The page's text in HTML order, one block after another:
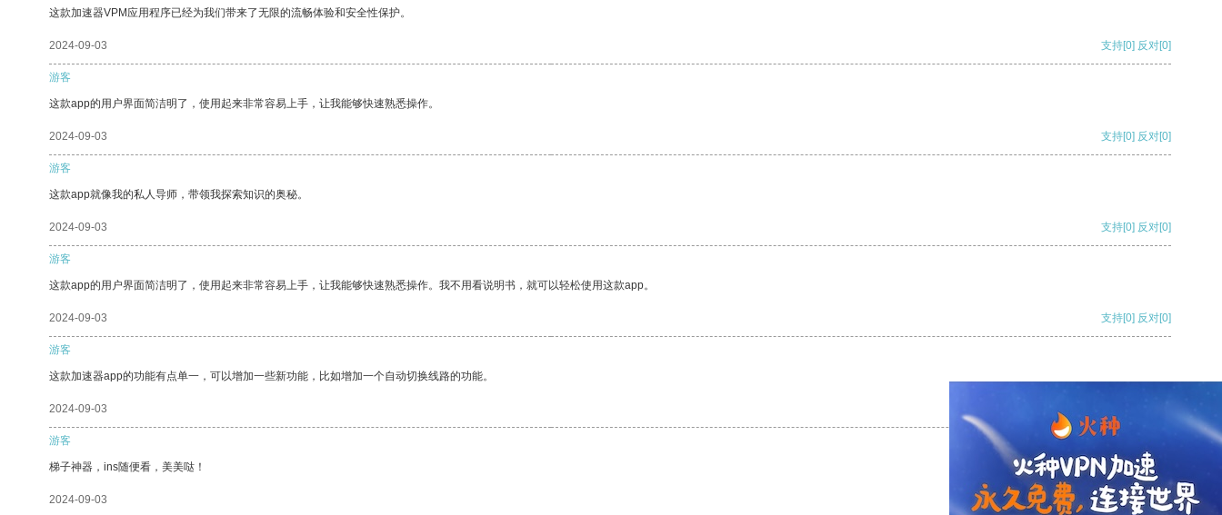
这款加速器VPM应用程序已经为我们带来了无限的流畅体验和安全性保护。
2024-09-03 支持[0] 反对[0]
游客
这款app的用户界面简洁明了，使用起来非常容易上手，让我能够快速熟悉操作。
2024-09-03 支持[0] 反对[0]
游客
这款app就像我的私人导师，带领我探索知识的奥秘。
2024-09-03 支持[0] 反对[0]
游客
这款app的用户界面简洁明了，使用起来非常容易上手，让我能够快速熟悉操作。我不用看说明书，就可以轻松使用这款app。
2024-09-03 支持[0] 反对[0]
游客
这款加速器app的功能有点单一，可以增加一些新功能，比如增加一个自动切换线路的功能。
2024-09-03
游客
梯子神器，ins随便看，美美哒！
2024-09-03 支持 [0] 反对[0]